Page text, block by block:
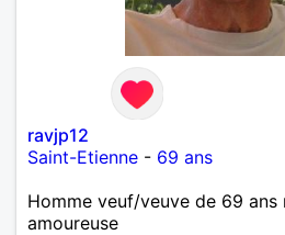
ravjp12
Saint-Etienne - 69 ans
Homme veuf/veuve de 69
amoureuse